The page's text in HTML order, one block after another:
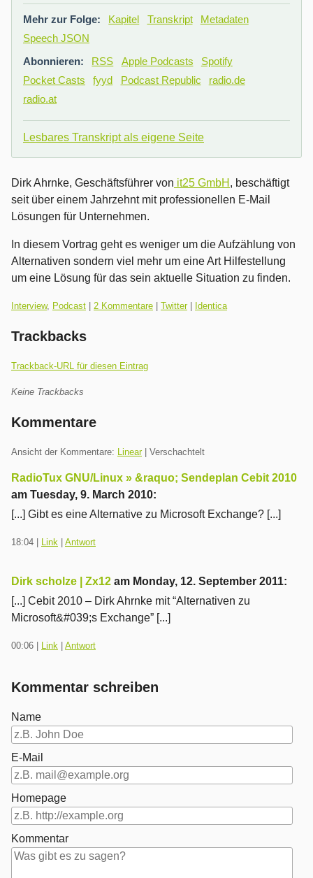
Mehr zur Folge: Kapitel Transkript
Metadaten
Speech JSON
Abonnieren:
RSS Apple Podcasts
Spotify
Pocket Casts
fyyd Podcast Republic
radio.de
radio.at
Lesbares Transkript als eigene Seite
Dirk Ahrnke, Geschäftsführer von it25 GmbH , beschäftigt
seit über einem Jahrzehnt mit professionellen E-Mail
Lösungen für Unternehmen.
In diesem Vortrag geht es weniger um die Aufzählung von
Alternativen sondern viel mehr um eine Art Hilfestellung
um eine Lösung für das sein aktuelle Situation zu finden.
Kategorien:
Interview, Podcast 2 Kommentare Twitter| Identica
Trackbacks
Trackback-URL für diesen Eintrag
Keine Trackbacks
Kommentare
Ansicht der Kommentare: Linear| Verschachtelt
RadioTux GNU/Linux » &raquo; Sendeplan Cebit 2010
am Tuesday, 9. March 2010:
[...] Gibt es eine Alternative zu Microsoft Exchange? [...]
18:04 Link Antwort
Dirk scholze | Zx12 am Monday, 12. September 2011:
[...] Cebit 2010 – Dirk Ahrnke mit “Alternativen zu
Microsoft&#039;s Exchange” [...]
00:06 Link Antwort
Kommentar schreiben
Name
E-Mail
Homepage
Kommentar